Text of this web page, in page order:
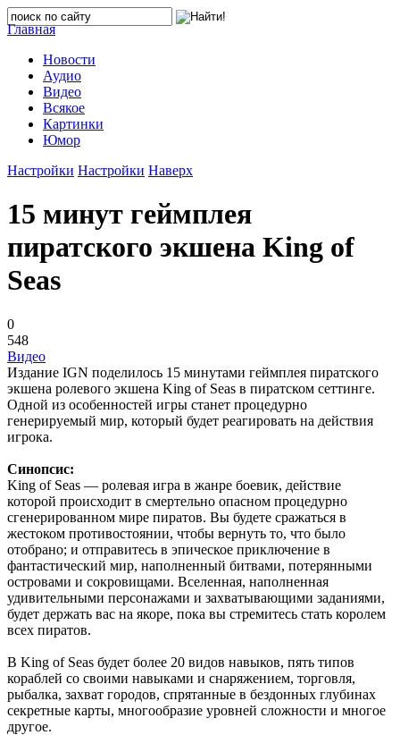
Главная
Новости
Аудио
Видео
Всякое
Картинки
Юмор
Настройки Настройки Наверх
15 минут геймплея
пиратского экшена King of
Seas
0
548
Видео
Издание IGN поделилось 15 минутами геймплея пиратского
экшена ролевого экшена King of Seas в пиратском сеттинге.
Одной из особенностей игры станет процедурно
генерируемый мир, который будет реагировать на действия
игрока.
Синопсис:
King of Seas — ролевая игра в жанре боевик, действие
которой происходит в смертельно опасном процедурно
сгенерированном мире пиратов. Вы будете сражаться в
жестоком противостоянии, чтобы вернуть то, что было
отобрано; и отправитесь в эпическое приключение в
фантастический мир, наполненный битвами, потерянными
островами и сокровищами. Вселенная, наполненная
удивительными персонажами и захватывающими заданиями,
будет держать вас на якоре, пока вы стремитесь стать королем
всех пиратов.
В King of Seas будет более 20 видов навыков, пять типов
кораблей со своими навыками и снаряжением, торговля,
рыбалка, захват городов, спрятанные в бездонных глубинах
секретные карты, многообразие уровней сложности и многое
другое.